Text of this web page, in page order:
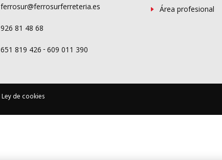
ferrosur@ferrosurferreteria.es
926 81 48 68
651 819 426 - 609 011 390
Área profesional
Ley de cookies